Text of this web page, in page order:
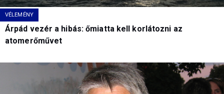
VÉLEMÉNY
Árpád vezér a hibás: őmiatta kell korlátozni az
atomerőművet